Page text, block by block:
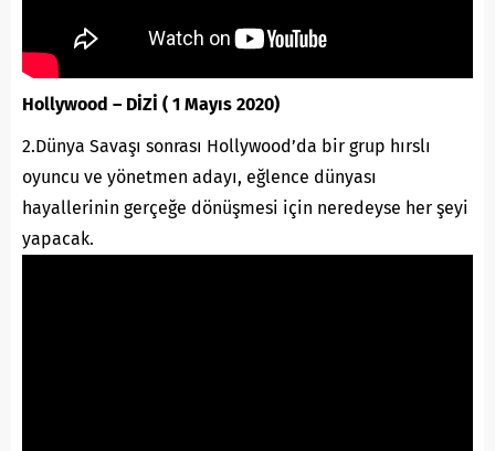
Hollywood – DİZİ ( 1 Mayıs 2020)
2.Dünya Savaşı sonrası Hollywood’da bir grup hırslı
oyuncu ve yönetmen adayı, eğlence dünyası
hayallerinin gerçeğe dönüşmesi için neredeyse her şeyi
yapacak.